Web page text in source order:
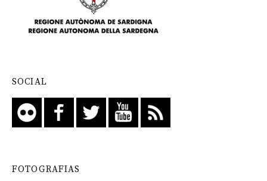
SOCIAL
FOTOGRAFIAS